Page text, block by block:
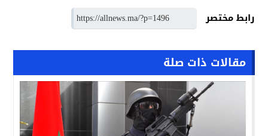
رابط مختصر
مقالات ذات صلة